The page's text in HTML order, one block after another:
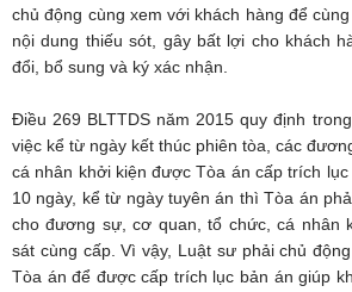
chủ động cùng xem với khách hàng để
nội dung thiếu sót, gây bất lợi cho khách
đổi, bổ sung và ký xác nhận.
Điều 269 BLTTDS năm 2015 quy định
việc kể từ ngày kết thúc phiên tòa, các
cá nhân khởi kiện được Tòa án cấp trích
10 ngày, kể từ ngày tuyên án thì Tòa án
cho đương sự, cơ quan, tổ chức, cá nhân
sát cùng cấp. Vì vậy, Luật sư phải chủ
Tòa án để được cấp trích lục bản án giúp